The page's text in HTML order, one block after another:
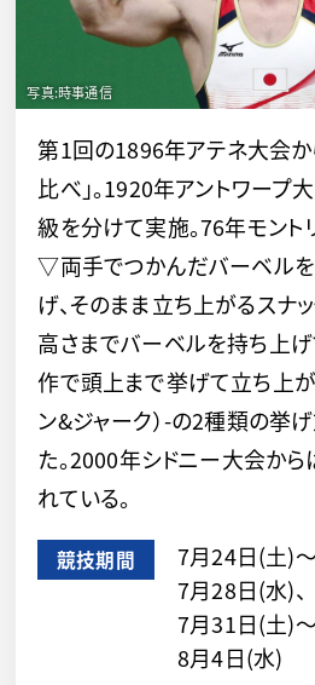
第1回の1896年アテネ大会か
比べ」。1920年アントワープ
級を分けて実施。76年モン
▽両手でつかんだバーベル
げ、そのまま立ち上がるスナ
高さまでバーベルを持ち上げ
作で頭上まで挙げて立ち上が
ン&ジャーク）-の2種類の挙
た。2000年シドニー大会か
れている。
競技期間
7月24日(土)～
7月28日(水)、
7月31日(土)～
8月4日(水)